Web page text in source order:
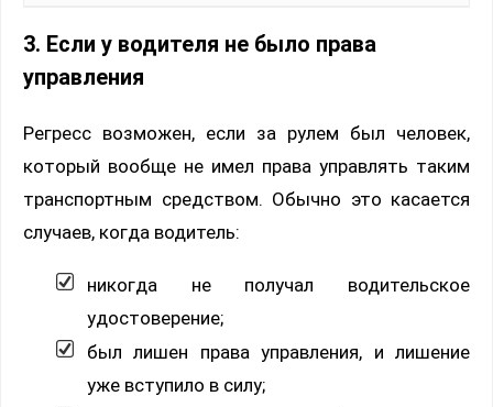
3. Если у водителя не было права
управления
Регресс возможен, если за рулем был человек,
который вообще не имел права управлять таким
транспортным средством. Обычно это касается
случаев, когда водитель:
никогда не получал водительское
удостоверение;
был лишен права управления, и лишение
уже вступило в силу;